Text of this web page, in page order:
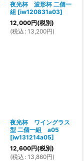
夜光杯 波形杯 二個一
組 [iw120831a03]
12,000円(税別)
(税込 : 13,200円)
夜光杯 ワイングラス
型 二個一組 a05
[iw131214a05]
12,600円(税別)
(税込 : 13,860円)